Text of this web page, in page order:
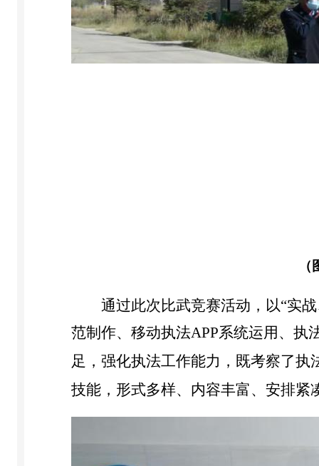
通过此次比武竞赛活动，以“实
范制作、移动执法APP系统运用、执
足，强化执法工作能力，既考察了执
技能，形式多样、内容丰富、安排